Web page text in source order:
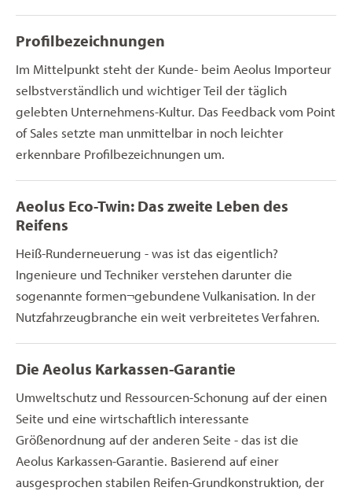
Profilbezeichnungen
Im Mittelpunkt steht der Kunde- beim Aeolus Importeur
selbstverständlich und wichtiger Teil der täglich
gelebten Unternehmens-Kultur. Das Feedback vom Point
of Sales setzte man unmittelbar in noch leichter
erkennbare Profilbezeichnungen um.
Aeolus Eco-Twin: Das zweite Leben des
Reifens
Heiß-Runderneuerung - was ist das eigentlich?
Ingenieure und Techniker verstehen darunter die
sogenannte formen¬gebundene Vulkanisation. In der
Nutzfahrzeugbranche ein weit verbreitetes Verfahren.
Die Aeolus Karkassen-Garantie
Umweltschutz und Ressourcen-Schonung auf der einen
Seite und eine wirtschaftlich interessante
Größenordnung auf der anderen Seite - das ist die
Aeolus Karkassen-Garantie. Basierend auf einer
ausgesprochen stabilen Reifen-Grundkonstruktion, der